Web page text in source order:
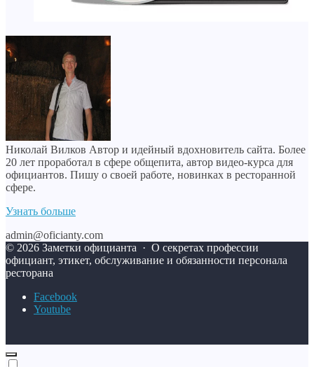
Николай Вилков Автор и идейный вдохновитель сайта. Более
20 лет проработал в сфере общепита, автор видео-курса для
официантов. Пишу о своей работе, новинках в ресторанной
сфере.
Узнать больше
admin@oficianty.com
© 2026 Заметки официанта · О секретах профессии
официант, этикет, обслуживание и обязанности персонала
ресторана
Facebook
Youtube